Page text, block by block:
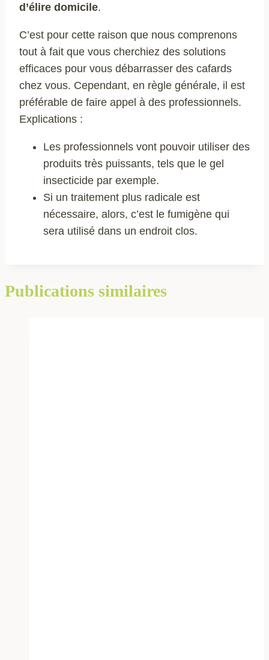
d’élire domicile.
C’est pour cette raison que nous comprenons
tout à fait que vous cherchiez des solutions
efficaces pour vous débarrasser des cafards
chez vous. Cependant, en règle générale, il est
préférable de faire appel à des professionnels.
Explications :
Les professionnels vont pouvoir utiliser des
produits très puissants, tels que le gel
insecticide par exemple.
Si un traitement plus radicale est
nécessaire, alors, c’est le fumigène qui
sera utilisé dans un endroit clos.
Publications similaires